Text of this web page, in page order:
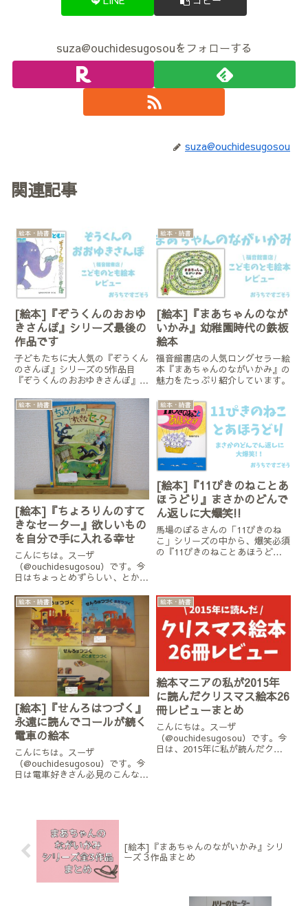
suza@ouchidesugosouをフォローする
suza@ouchidesugosou
関連記事
絵本・読書
[絵本]『ぞうくんのおおゆ
きさんぽ』シリーズ最後の
作品です
子どもたちに大人気の『ぞうくん
のさんぽ』シリーズの5作品目
『ぞうくんのおおゆきさんぽ』を
絵本・読書
[絵本]『まあちゃんのなが
いかみ』幼稚園時代の鉄板
絵本
福音館書店の人気ロングセラー絵
本『まあちゃんのながいかみ』の
魅力をたっぷり紹介しています。
絵本・読書
[絵本]『ちょろりんのすて
きなセーター』欲しいもの
を自分で手に入れる幸せ
こんにちは。スーザ
（@ouchidesugosou）です。今
日はちょっとめずらしい、とかげ
『ちょろりんのすてきなセータ
ー』 降矢なな/作・絵 福音館
書店【関連記事】『ちょろりんの
すてきなセーター』ってどんな絵
本？...
絵本・読書
[絵本]『11ぴきのねことあ
ほうどり』まさかのどんで
ん返しに大爆笑!!
馬場のぼるさんの「11ぴきのね
こ」シリーズの中から、爆笑必須
の『11ぴきのねことあほうど
絵本・読書
[絵本]『せんろはつづく』
永遠に読んでコールが続く
電車の絵本
こんにちは。スーザ
（@ouchidesugosou）です。今
日は電車好きさん必見のこんなシ
だつづく』 竹下文子/文 鈴木ま
もる/絵『せんろはつづく ...
絵本・読書
絵本マニアの私が2015年
に読んだクリスマス絵本26
冊レビューまとめ
こんにちは。スーザ
（@ouchidesugosou）です。今
日は、2015年に私が読んだクリ
[絵本]『まあちゃんのながいかみ』シリ
ーズ３作品まとめ